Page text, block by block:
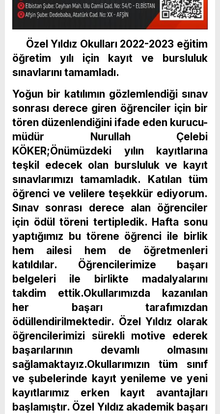
Özel Yıldız Okulları 2022-2023 eğitim
öğretim yılı için kayıt ve bursluluk
sınavlarını tamamladı.
Yoğun bir katılımın gözlemlendiği sınav
sonrası derece giren öğrenciler için bir
tören düzenlendiğini ifade eden kurucu-
müdür Nurullah Çelebi
KÖKER;Önümüzdeki yılın kayıtlarına
teşkil edecek olan bursluluk ve kayıt
sınavlarımızı tamamladık. Katılan tüm
öğrenci ve velilere teşekkür ediyorum.
Sınav sonrası derece alan öğrenciler
için ödül töreni tertipledik. Hafta sonu
yaptığımız bu törene öğrenci ile birlik
hem ailesi hem de öğretmenleri
katıldılar. Öğrencilerimize başarı
belgeleri ile birlikte madalyalarını
takdim ettik.Okullarımızda kazanılan
her başarı tarafımızdan
ödüllendirilmektedir. Özel Yıldız olarak
öğrencilerimizi sürekli motive ederek
başarılarının devamlı olmasını
sağlamaktayız.Okullarımızın tüm sınıf
ve şubelerinde kayıt yenileme ve yeni
kayıtlarımız erken kayıt avantajları
başlamıştır. Özel Yıldız akademik başarı